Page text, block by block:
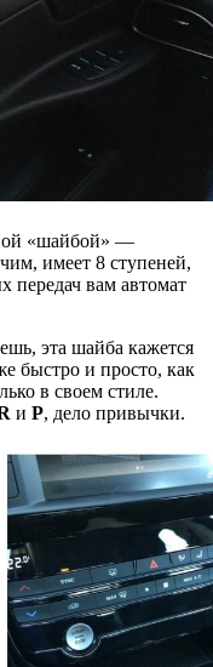
«шайбой» —
имеет 8 ступеней,
передач вам автомат
эта шайба кажется
быстро и просто, как
в своем стиле.
и P, дело привычки.